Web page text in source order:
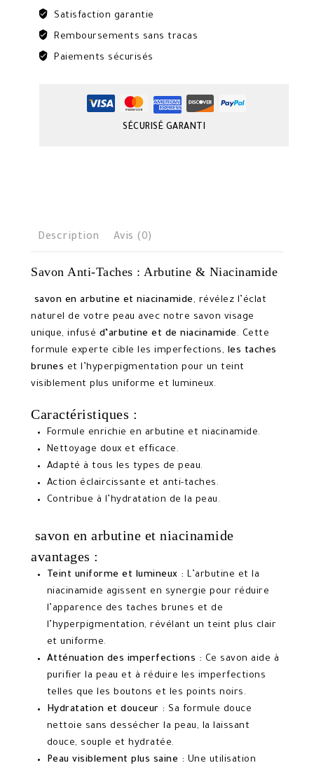
arbutine
Satisfaction garantie
Remboursements sans tracas
Paiements sécurisés
SÉCURISÉ GARANTI
Description Avis (0)
Savon Anti-Taches : Arbutine & Niacinamide
savon en arbutine et niacinamide, révélez l’éclat
naturel de votre peau avec notre savon visage
unique, infusé d’arbutine et de niacinamide . Cette
formule experte cible les imperfections, les taches
brunes et l’hyperpigmentation pour un teint
visiblement plus uniforme et lumineux.
Caractéristiques :
Formule enrichie en arbutine et niacinamide.
Nettoyage doux et efficace.
Adapté à tous les types de peau.
Action éclaircissante et anti-taches.
Contribue à l’hydratation de la peau.
savon en arbutine et niacinamide
avantages :
Teint uniforme et lumineux : L’arbutine et la
niacinamide agissent en synergie pour réduire
l’apparence des taches brunes et de
l’hyperpigmentation, révélant un teint plus clair
et uniforme.
Atténuation des imperfections : Ce savon aide à
purifier la peau et à réduire les imperfections
telles que les boutons et les points noirs.
Hydratation et douceur : Sa formule douce
nettoie sans dessécher la peau, la laissant
douce, souple et hydratée.
Peau visiblement plus saine : Une utilisation